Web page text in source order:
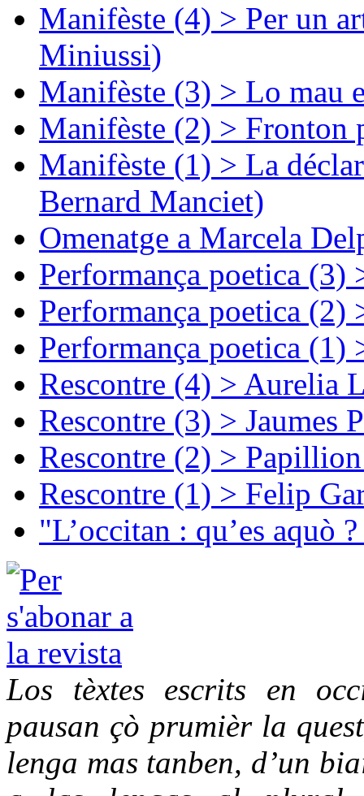
Manifèste (4) > Per un
Miniussi)
Manifèste (3) > Lo mau
Manifèste (2) > Fronton
Manifèste (1) > La
Bernard Manciet)
Omenatge a Marcela
Performança poetica (3)
Performança poetica (2)
Performança poetica (1)
Rescontre (4) > Aurelia
Rescontre (3) > Jaumes
Rescontre (2) >
Rescontre (1) > Felip
"L’occitan : qu’es aquò
Los tèxtes escrits en
pausan çò prumièr la
lenga mas tanben, d’un